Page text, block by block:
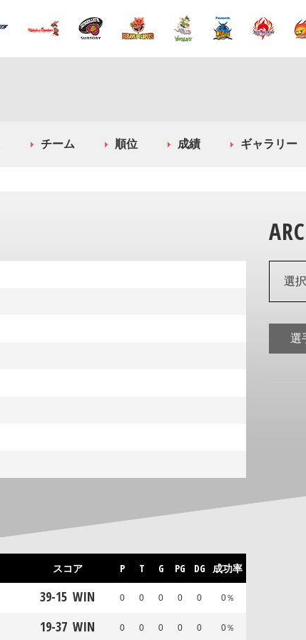
チーム 順位 成績 ギャラリー
スコア P T G PG DG 成功率
39-15 WIN 0 0 0 0 0 0％
19-37 WIN 0 0 0 0 0 0％
選
選